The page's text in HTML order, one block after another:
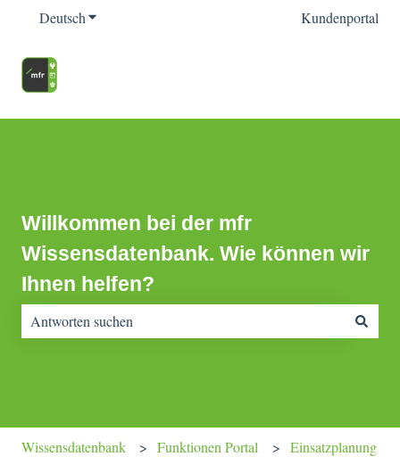
DeutschUntermenü für Übersetzungen anzeigenKundenportal
Willkommen bei der mfr
Wissensdatenbank. Wie können wir
Ihnen helfen?
Wissensdatenbank Funktionen Portal Einsatzplanung